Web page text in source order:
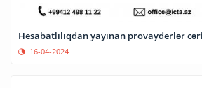
Hesabatlılıqdan yayınan provayderlər
16-04-2024